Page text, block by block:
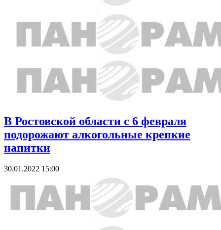
В Ростовской области с 6 февраля
подорожают алкогольные крепкие
напитки
30.01.2022 15:00